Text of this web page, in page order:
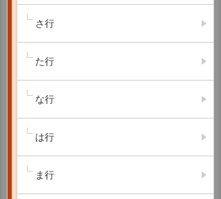
さ行
た行
な行
は行
ま行